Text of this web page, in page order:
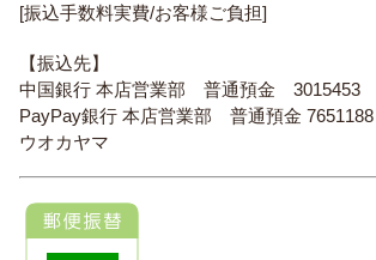
[振込手数料実費/お客様ご負担]
【振込先】
中国銀行 本店営業部 普通預金 3015453
PayPay銀行 本店営業部 普通預金
ウオカヤマ